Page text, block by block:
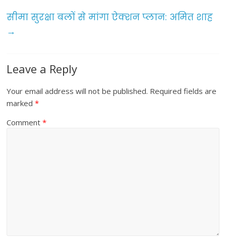
k
सीमा सुरक्षा बलों से मांगा ऐक्शन प्लान: अमित शाह
→
Leave a Reply
Your email address will not be published. Required fields are
marked*
Comment*